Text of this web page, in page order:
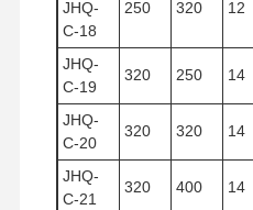
JHQ-
C-18
250 320 12
JHQ-
C-19
320 250 14
JHQ-
C-20
320 320 14
JHQ-
C-21
320 400 14